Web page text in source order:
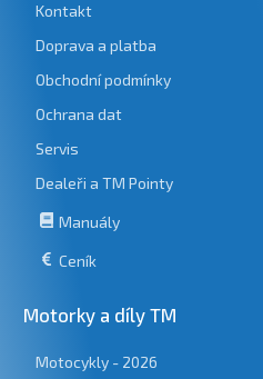
Kontakt
Doprava a platba
Obchodní podmínky
Ochrana dat
Servis
Dealeři a TM Pointy
Manuály
Ceník
Motorky a díly TM
Motocykly - 2026